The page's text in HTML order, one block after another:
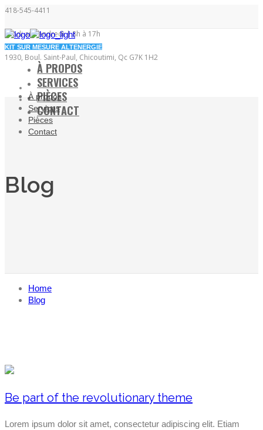
418-545-4411
Lundi au vendredi | 8h à 17h
1930, Boul. Saint-Paul, Chicoutimi, Qc G7K 1H2
KIT SUR MESURE ALTENERGIE
À PROPOS
SERVICES
PIÈCES
CONTACT
À propos
Services
Pièces
Contact
Blog
Home
Blog
Be part of the revolutionary theme
Lorem ipsum dolor sit amet, consectetur adipiscing elit. Etiam